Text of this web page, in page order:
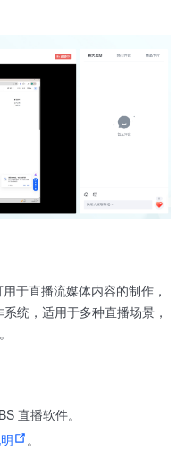
于直播流媒体内容的制作，
统，适用于多种直播场景，
直播软件。
。